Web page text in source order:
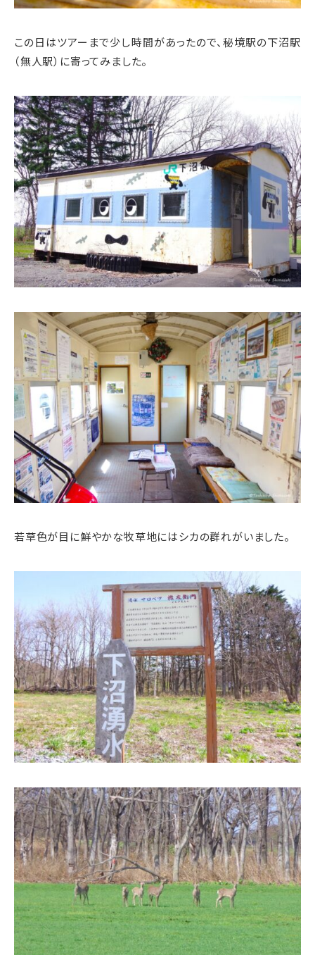
この日はツアーまで少し時間があったので、秘境駅の下沼駅
（無人駅）に寄ってみました。
若草色が目に鮮やかな牧草地にはシカの群れがいました。